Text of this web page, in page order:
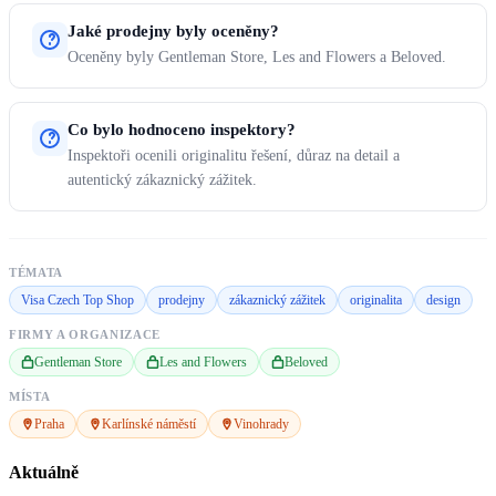
Jaké prodejny byly oceněny?
Oceněny byly Gentleman Store, Les and Flowers a Beloved.
Co bylo hodnoceno inspektory?
Inspektoři ocenili originalitu řešení, důraz na detail a
autentický zákaznický zážitek.
TÉMATA
Visa Czech Top Shop prodejny zákaznický zážitek originalita design
FIRMY A ORGANIZACE
Gentleman Store Les and Flowers Beloved
MÍSTA
Praha Karlínské náměstí Vinohrady
Aktuálně